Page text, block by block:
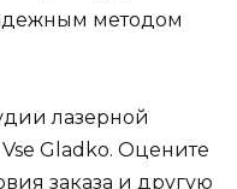
методом
лазерной
Gladko. Оцените
заказа и другую